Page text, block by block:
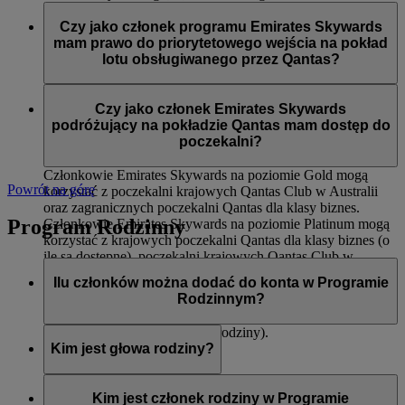
klasy biznes oraz krajowych poczekalni Qantas Club
Pierwszeństwa wejścia na pokład
Priorytetowego dostarczenia bagażu
lotów obsługiwanych przez Qantas mają dostęp do:
Odprawy dla klasy ekonomicznej Premium (o ile jest
12 kg dodatkowego limitu bagażu (na trasach, na
których obowiązuje zasada wagi)
Czy jako członek programu Emirates Skywards
mam prawo do priorytetowego wejścia na pokład
lotu obsługiwanego przez Qantas?
członkowie Emirates Skywards na poziomach Platinum i
Gold.
Czy jako członek Emirates Skywards
podróżujący na pokładzie Qantas mam dostęp do
poczekalni?
Członkowie Emirates Skywards na poziomie Gold mogą
korzystać z poczekalni krajowych Qantas Club w Australii
oraz zagranicznych poczekalni Qantas dla klasy biznes.
Członkowie Emirates Skywards na poziomie Platinum mogą
korzystać z krajowych poczekalni Qantas dla klasy biznes (o
ile są dostępne), poczekalni krajowych Qantas Club w
Australii oraz zagranicznych poczekalni Qantas dla klasy
biznes.
Powrót na górę
Program Rodzinny
Ilu członków można dodać do konta w Programie
Rodzinnym?
Ośmiu (włączając w to głowę rodziny).
Kim jest głowa rodziny?
w Programie Rodzinnym, dodawanie i usuwanie członków,
Kim jest członek rodziny w Programie